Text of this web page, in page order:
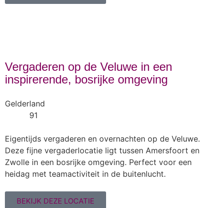
Vergaderen op de Veluwe in een
inspirerende, bosrijke omgeving
Gelderland
91
Eigentijds vergaderen en overnachten op de Veluwe.
Deze fijne vergaderlocatie ligt tussen Amersfoort en
Zwolle in een bosrijke omgeving. Perfect voor een
heidag met teamactiviteit in de buitenlucht.
BEKIJK DEZE LOCATIE